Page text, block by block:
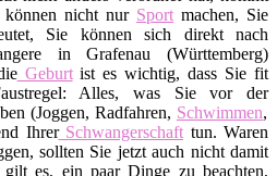
nicht nur Sport machen, Sie
Sie können sich direkt nach
in Grafenau (Württemberg)
Geburtist es wichtig, dass Sie fit
Alles, was Sie vor der
(Joggen, Radfahren, Schwimmen,
IhrerSchwangerschaft tun. Waren
sollten Sie jetzt auch nicht damit
gilt es, ein paar Dinge zu beachten,